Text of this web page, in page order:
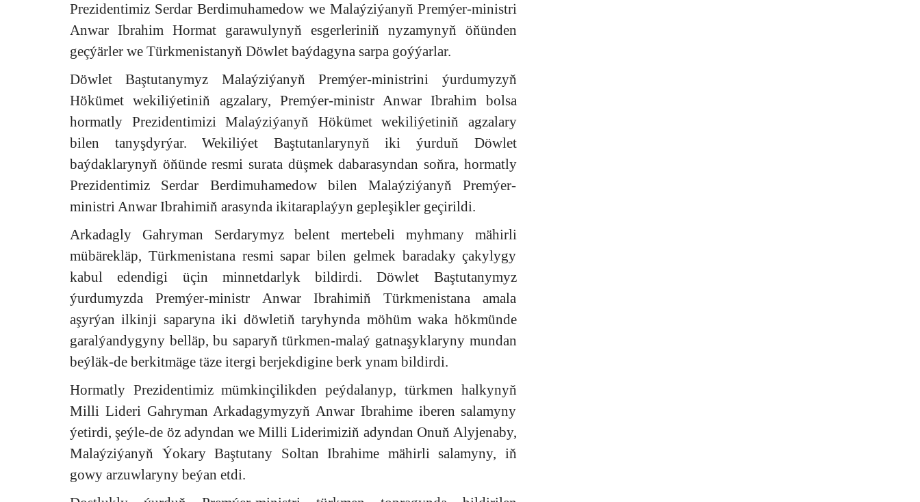
Prezidentimiz Serdar Berdimuhamedow we Malaýziýanyň Premýer-ministri
Anwar Ibrahim Hormat garawulynyň esgerleriniň nyzamynyň öňünden
geçýärler we Türkmenistanyň Döwlet baýdagyna sarpa goýýarlar.
Döwlet Baştutanymyz Malaýziýanyň Premýer-ministrini ýurdumyzyň
Hökümet wekiliýetiniň agzalary, Premýer-ministr Anwar Ibrahim bolsa
hormatly Prezidentimizi Malaýziýanyň Hökümet wekiliýetiniň agzalary
bilen tanyşdyrýar. Wekiliýet Baştutanlarynyň iki ýurduň Döwlet
baýdaklarynyň öňünde resmi surata düşmek dabarasyndan soňra, hormatly
Prezidentimiz Serdar Berdimuhamedow bilen Malaýziýanyň Premýer-
ministri Anwar Ibrahimiň arasynda ikitaraplaýyn gepleşikler geçirildi.
Arkadagly Gahryman Serdarymyz belent mertebeli myhmany mähirli
mübärekläp, Türkmenistana resmi sapar bilen gelmek baradaky çakylygy
kabul edendigi üçin minnetdarlyk bildirdi. Döwlet Baştutanymyz
ýurdumyzda Premýer-ministr Anwar Ibrahimiň Türkmenistana amala
aşyrýan ilkinji saparyna iki döwletiň taryhynda möhüm waka hökmünde
garalýandygyny belläp, bu saparyň türkmen-malaý gatnaşyklaryny mundan
beýläk-de berkitmäge täze itergi berjekdigine berk ynam bildirdi.
Hormatly Prezidentimiz mümkinçilikden peýdalanyp, türkmen halkynyň
Milli Lideri Gahryman Arkadagymyzyň Anwar Ibrahime iberen salamyny
ýetirdi, şeýle-de öz adyndan we Milli Liderimiziň adyndan Onuň Alyjenaby,
Malaýziýanyň Ýokary Baştutany Soltan Ibrahime mähirli salamyny, iň
gowy arzuwlaryny beýan etdi.